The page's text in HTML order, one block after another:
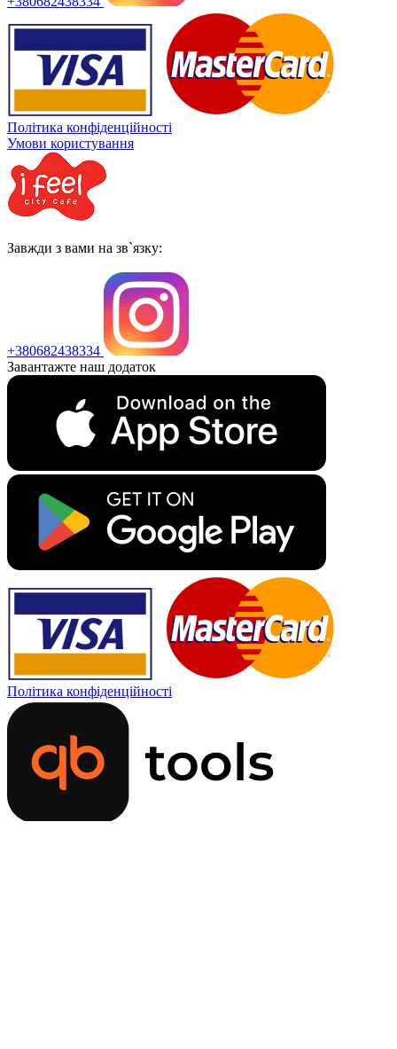
Політика конфіденційності
Умови користування
Завжди з вами на зв`язку:
+380682438334
Завантажте наш додаток
Політика конфіденційності